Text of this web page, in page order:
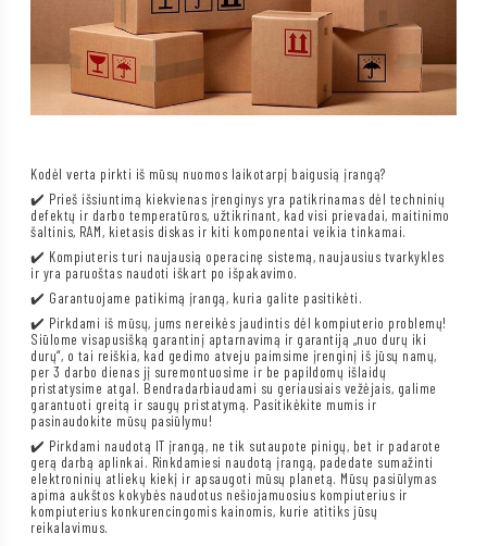
Kodėl verta pirkti iš mūsų nuomos laikotarpį baigusią įrangą?
✔️ Prieš išsiuntimą kiekvienas įrenginys yra patikrinamas dėl techninių
defektų ir darbo temperatūros, užtikrinant, kad visi prievadai, maitinimo
šaltinis, RAM, kietasis diskas ir kiti komponentai veikia tinkamai.
✔️ Kompiuteris turi naujausią operacinę sistemą, naujausius tvarkykles
ir yra paruoštas naudoti iškart po išpakavimo.
✔️ Garantuojame patikimą įrangą, kuria galite pasitikėti.
✔️ Pirkdami iš mūsų, jums nereikės jaudintis dėl kompiuterio problemų!
Siūlome visapusišką garantinį aptarnavimą ir garantiją „nuo durų iki
durų“, o tai reiškia, kad gedimo atveju paimsime įrenginį iš jūsų namų,
per 3 darbo dienas jį suremontuosime ir be papildomų išlaidų
pristatysime atgal. Bendradarbiaudami su geriausiais vežėjais, galime
garantuoti greitą ir saugų pristatymą. Pasitikėkite mumis ir
pasinaudokite mūsų pasiūlymu!
✔️ Pirkdami naudotą IT įrangą, ne tik sutaupote pinigų, bet ir padarote
gerą darbą aplinkai. Rinkdamiesi naudotą įrangą, padedate sumažinti
elektroninių atliekų kiekį ir apsaugoti mūsų planetą. Mūsų pasiūlymas
apima aukštos kokybės naudotus nešiojamuosius kompiuterius ir
kompiuterius konkurencingomis kainomis, kurie atitiks jūsų
reikalavimus.